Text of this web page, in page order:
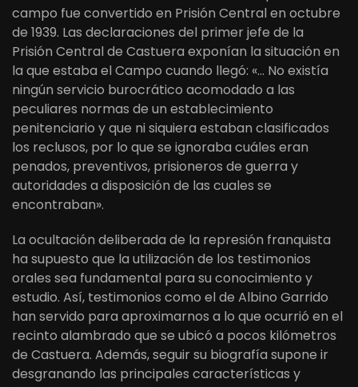
campo fue convertido en Prisión Central en octubre
de 1939. Las declaraciones del primer jefe de la
Prisión Central de Castuera exponían la situación en
la que estaba el Campo cuando llegó: «… No existía
ningún servicio burocrático acomodado a las
peculiares normas de un establecimiento
penitenciario y que ni siquiera estaban clasificados
los reclusos, por lo que se ignoraba cuáles eran
penados, preventivos, prisioneros de guerra y
autoridades a disposición de las cuales se
encontraban».
La ocultación deliberada de la represión franquista
ha supuesto que la utilización de los testimonios
orales sea fundamental para su conocimiento y
estudio. Así, testimonios como el de Albino Garrido
han servido para aproximarnos a lo que ocurrió en el
recinto alambrado que se ubicó a pocos kilómetros
de Castuera. Además, seguir su biografía supone ir
desgranando las principales características y